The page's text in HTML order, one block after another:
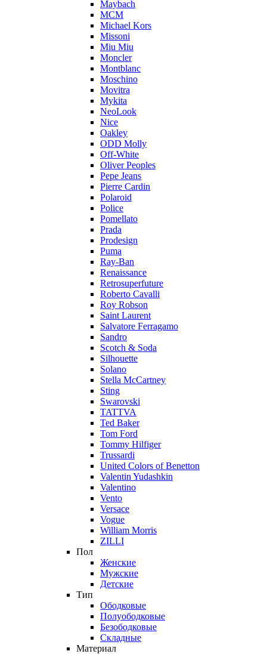
Maybach
MCM
Michael Kors
Missoni
Miu Miu
Moncler
Montblanc
Moschino
Movitra
Mykita
NeoLook
Nice
Oakley
ODD Molly
Off-White
Oliver Peoples
Pepe Jeans
Pierre Cardin
Polaroid
Police
Pomellato
Prada
Prodesign
Puma
Ray-Ban
Renaissance
Retrosuperfuture
Roberto Cavalli
Roy Robson
Saint Laurent
Salvatore Ferragamo
Sandro
Scotch & Soda
Silhouette
Solano
Stella McCartney
Sting
Swarovski
TATTVA
Ted Baker
Tom Ford
Tommy Hilfiger
Trussardi
United Colors of Benetton
Valentin Yudashkin
Valentino
Vento
Versace
Vogue
William Morris
ZILLI
Пол
Женские
Мужские
Детские
Тип
Ободковые
Полуободковые
Безободковые
Складные
Материал